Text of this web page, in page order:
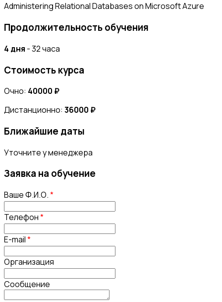
Administering Relational Databases on Microsoft Azure
Продолжительность обучения
4 дня - 32 часа
Стоимость курса
Очно: 40000 ₽
Дистанционно: 36000 ₽
Ближайшие даты
Уточните у менеджера
Заявка на обучение
Ваше Ф.И.О.*
Телефон*
E-mail*
Организация
Сообщение